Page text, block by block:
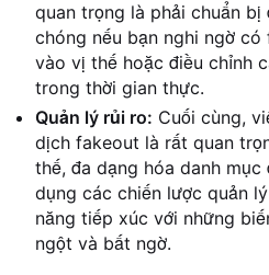
quan trọng là phải chuẩn bị
chóng nếu bạn nghi ngờ có
vào vị thế hoặc điều chỉnh
trong thời gian thực.
Quản lý rủi ro: Cuối cùng,
dịch fakeout là rất quan
thế, đa dạng hóa danh
dụng các chiến lược quản
năng tiếp xúc với những
ngột và bất ngờ.